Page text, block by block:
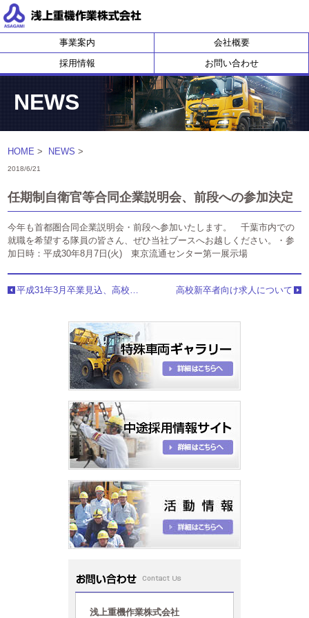
事業案内
会社概要
採用情報
お問い合わせ
NEWS
HOME > NEWS >
2018/6/21
任期制自衛官等合同企業説明会、前段への参加決定
今年も首都圏合同企業説明会・前段へ参加いたします。 千葉市内での
就職を希望する隊員の皆さん、ぜひ当社ブースへお越しください。・参
加日時：平成30年8月7日(火) 東京流通センター第一展示場
平成31年3月卒業見込、高校新卒者向け求人情報 高校新卒者向け求人について
浅上重機作業株式会社